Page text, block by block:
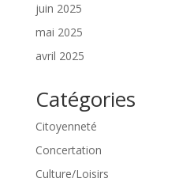
juin 2025
mai 2025
avril 2025
Catégories
Citoyenneté
Concertation
Culture/Loisirs